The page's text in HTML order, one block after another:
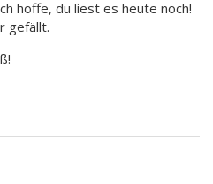
hoffe, du liest es heute noch!
gefällt.